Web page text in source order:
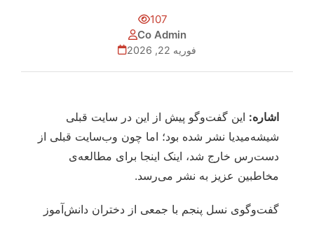
107
Co Admin
فوریه 22, 2026
اشاره: این گفت‌وگو پیش از این در سایت قبلی
شیشه‌میدیا نشر شده بود؛ اما چون وب‌سایت قبلی از
دست‌رس خارج شد، اینک اینجا برای مطالعه‌ی
مخاطبین عزیز به نشر می‌رسد.
گفت‌وگوی نسل پنجم با جمعی از دختران دانش‌آموز